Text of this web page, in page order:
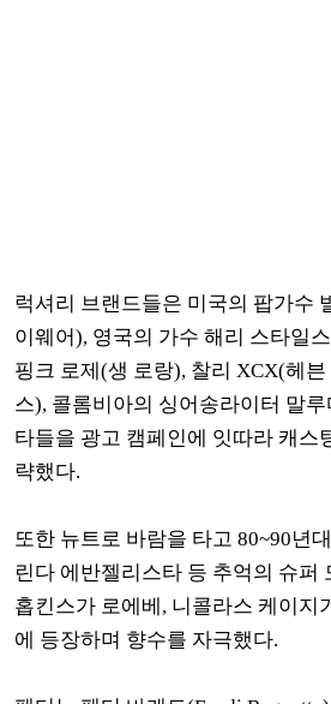
럭셔리 브랜드들은 미국의 팝가수
이웨어), 영국의 가수 해리 스타일
핑크 로제(생 로랑), 찰리 XCX(헤
스), 콜롬비아의 싱어송라이터 말
타들을 광고 캠페인에 잇따라 캐스
략했다.
또한 뉴트로 바람을 타고 80~90년
린다 에반젤리스타 등 추억의 슈퍼
홉킨스가 로에베, 니콜라스 케이지
에 등장하며 향수를 자극했다.